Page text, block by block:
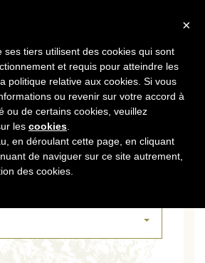
MENU
À VENDRE
×
ses tiers utilisent des cookies qui sont
et requis pour atteindre les
politique relative aux cookies. Si vous
ou revenir sur votre accord à
ou de certains cookies, veuillez
les cookies
en déroulant cette page, en cliquant
de naviguer sur ce site autrement,
des cookies.